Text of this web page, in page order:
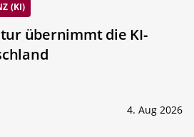
(KI)
übernimmt die KI-
4. Aug 2026